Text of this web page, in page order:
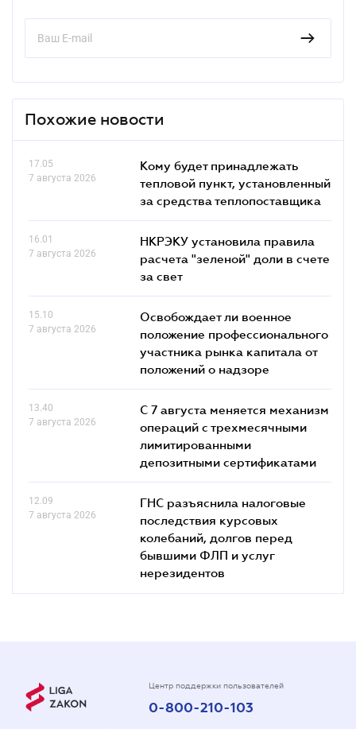
Похожие новости
17.05
7 августа 2026
Кому будет принадлежать
тепловой пункт, установленный
за средства теплопоставщика
16.01
7 августа 2026
НКРЭКУ установила правила
расчета "зеленой" доли в счете
за свет
15.10
7 августа 2026
Освобождает ли военное
положение профессионального
участника рынка капитала от
положений о надзоре
13.40
7 августа 2026
С 7 августа меняется механизм
операций с трехмесячными
лимитированными
депозитными сертификатами
12.09
7 августа 2026
ГНС разъяснила налоговые
последствия курсовых
колебаний, долгов перед
бывшими ФЛП и услуг
нерезидентов
Центр поддержки пользователей
0-800-210-103